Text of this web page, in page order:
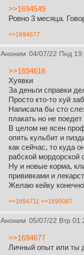
>>1694549
Ровно 3 месяца.
>>1694677
Аноним 04/07/22 Пнд
>>1694616
Хуявки
За деньги справки
Просто кто-то хуй
Написала бы сто
плакать но не
В целом не ясен
опять кульбит и
как сейчас, то куда
рабской мордорской
Ну и новые корма,
прививками и
Желаю кейку
>>1694711 >>1695087
Аноним 05/07/22 Втр
>>1694677
Личный опыт или ты